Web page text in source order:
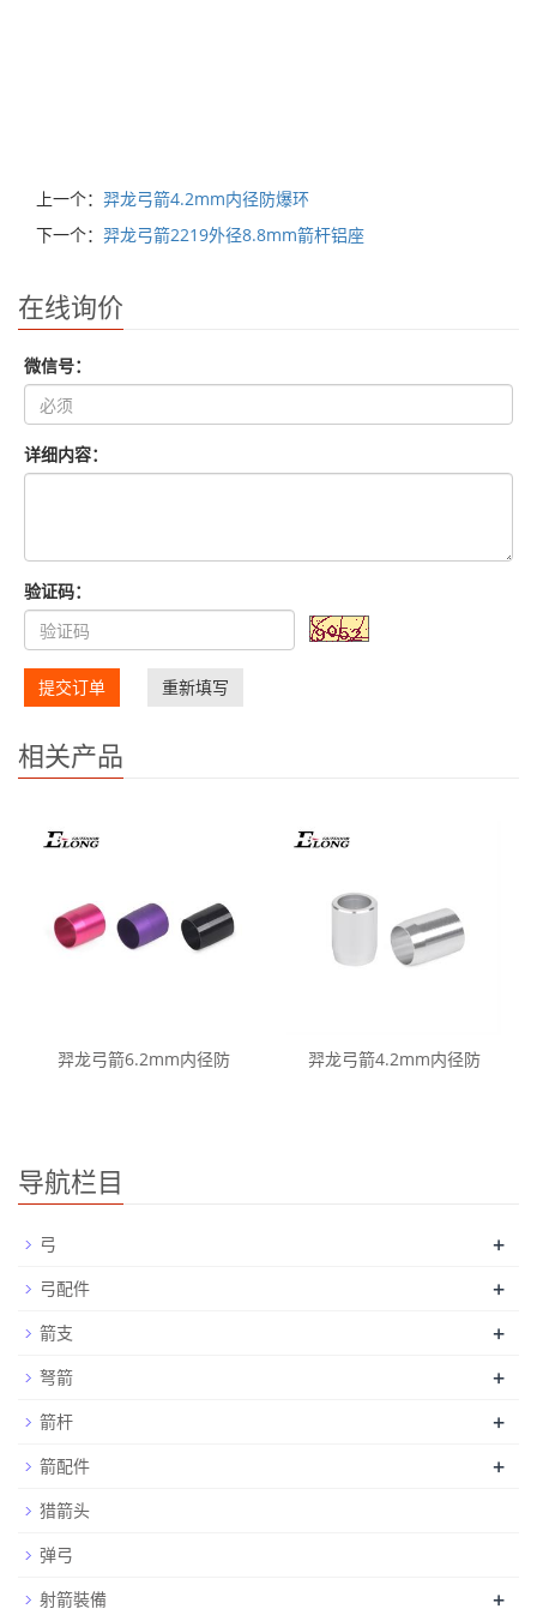
上一个： 羿龙弓箭4.2mm内径防爆环
下一个： 羿龙弓箭2219外径8.8mm箭杆铝座
在线询价
微信号：
详细内容：
验证码：
提交订单 重新填写
相关产品
羿龙弓箭6.2mm内径防 羿龙弓箭4.2mm内径防
导航栏目
弓 +
弓配件 +
箭支 +
弩箭 +
箭杆 +
箭配件 +
猎箭头
弹弓
射箭裝備
+